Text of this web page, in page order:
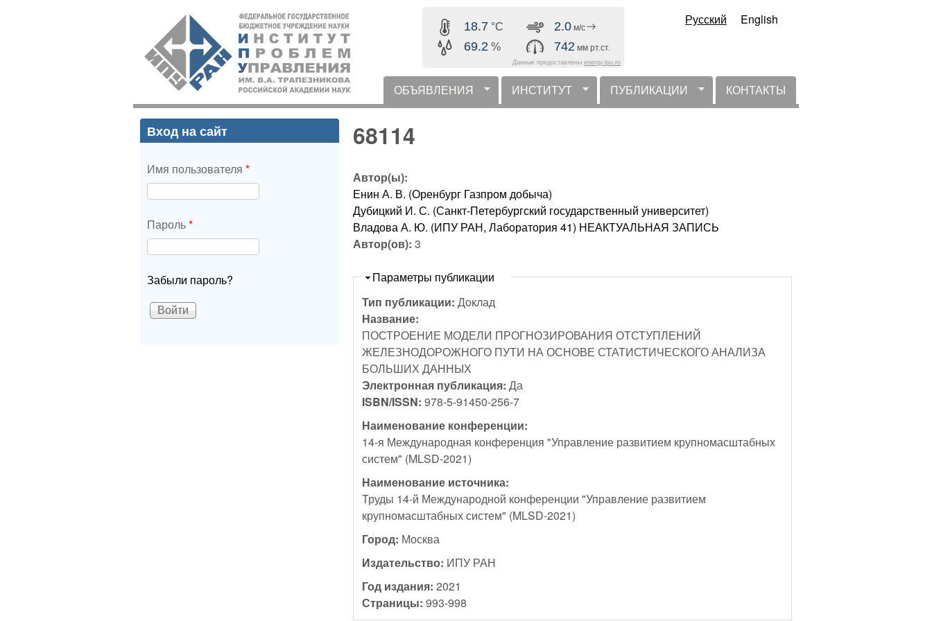
содержанию
ИПУ
РАН
18.7 °C
69.2 %
2.0 м/с
742 мм рт.ст.
Данные предоставлены energy.ipu.ru
Русский English
горизонтальное меню
ОБЪЯВЛЕНИЯ ИНСТИТУТ ПУБЛИКАЦИИ КОНТАКТЫ
68114
Автор(ы):
Енин А. В. (Оренбург Газпром добыча)
Дубицкий И. С. (Санкт-Петербургский государственный университет)
Владова А. Ю. (ИПУ РАН, Лаборатория 41) НЕАКТУАЛЬНАЯ ЗАПИСЬ
Автор(ов):3
Скрыть
Параметры публикации
Тип публикации:Доклад
Название:
ПОСТРОЕНИЕ МОДЕЛИ ПРОГНОЗИРОВАНИЯ ОТСТУПЛЕНИЙ
ЖЕЛЕЗНОДОРОЖНОГО ПУТИ НА ОСНОВЕ СТАТИСТИЧЕСКОГО АНАЛИЗА
БОЛЬШИХ ДАННЫХ
Электронная публикация:Да
ISBN/ISSN:978-5-91450-256-7
Наименование конференции:
14-я Международная конференция "Управление развитием крупномасштабных
систем" (MLSD-2021)
Наименование источника:
Труды 14-й Международной конференции "Управление развитием
крупномасштабных систем" (MLSD-2021)
Город: Москва
Издательство: ИПУ РАН
Год издания:2021
Страницы:993-998
Вход на сайт
Имя пользователя *
Пароль*
Забыли пароль?